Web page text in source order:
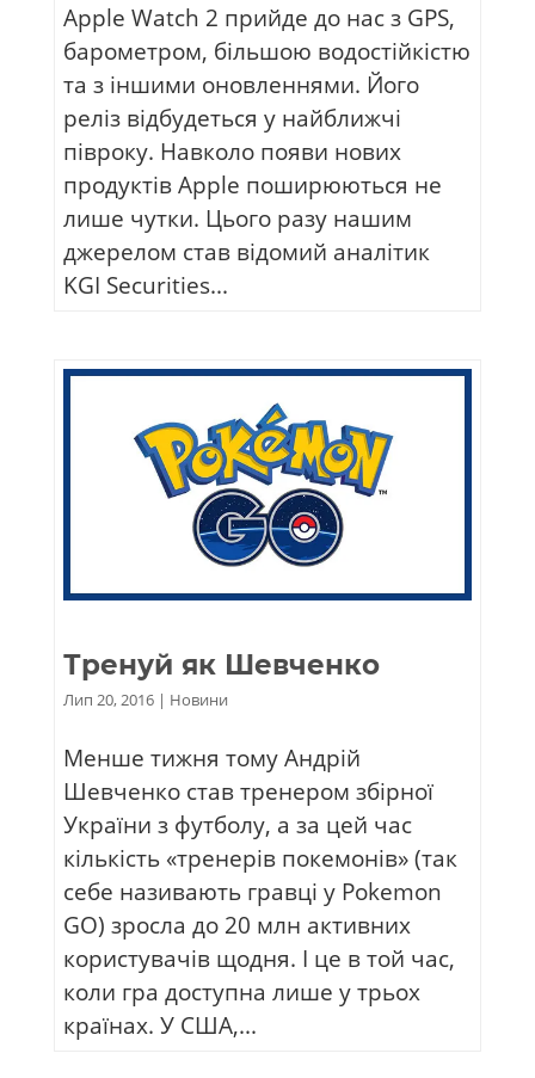
Apple Watch 2 прийде до нас з GPS,
барометром, більшою водостійкістю
та з іншими оновленнями. Його
реліз відбудеться у найближчі
півроку. Навколо появи нових
продуктів Apple поширюються не
лише чутки. Цього разу нашим
джерелом став відомий аналітик
KGI Securities...
Тренуй як Шевченко
Лип 20, 2016| Новини
Менше тижня тому Андрій
Шевченко став тренером збірної
України з футболу, а за цей час
кількість «тренерів покемонів» (так
себе називають гравці у Pokemon
GO) зросла до 20 млн активних
користувачів щодня. І це в той час,
коли гра доступна лише у трьох
країнах. У США,...